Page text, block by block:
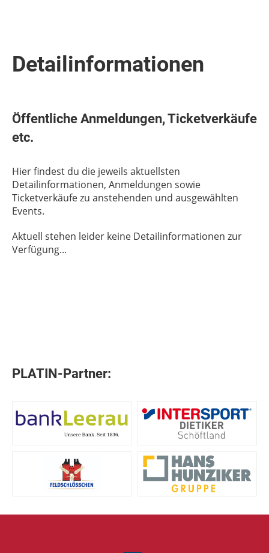
Detailinformationen
Öffentliche Anmeldungen, Ticketverkäufe
etc.
Hier findest du die jeweils aktuellsten
Detailinformationen, Anmeldungen sowie
Ticketverkäufe zu anstehenden und ausgewählten
Events.
Aktuell stehen leider keine Detailinformationen zur
Verfügung...
PLATIN-Partner: